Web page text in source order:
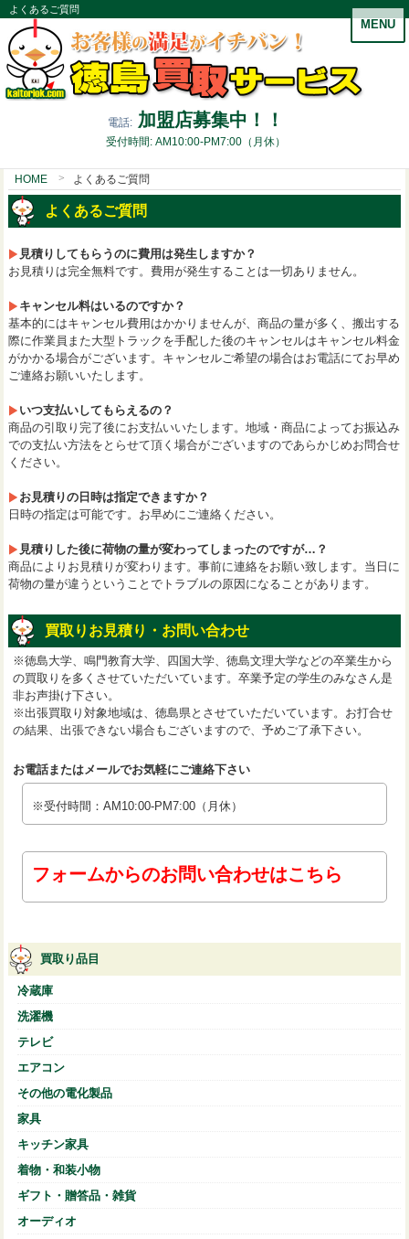
よくあるご質問
電話: 加盟店募集中！！
受付時間: AM10:00-PM7:00（月休）
MENU
HOME よくあるご質問
よくあるご質問
見積りしてもらうのに費用は発生しますか？
お見積りは完全無料です。費用が発生することは一切ありません。
キャンセル料はいるのですか？
基本的にはキャンセル費用はかかりませんが、商品の量が多く、搬出する
際に作業員また大型トラックを手配した後のキャンセルはキャンセル料金
がかかる場合がございます。キャンセルご希望の場合はお電話にてお早め
ご連絡お願いいたします。
いつ支払いしてもらえるの？
商品の引取り完了後にお支払いいたします。地域・商品によってお振込み
での支払い方法をとらせて頂く場合がございますのであらかじめお問合せ
ください。
お見積りの日時は指定できますか？
日時の指定は可能です。お早めにご連絡ください。
見積りした後に荷物の量が変わってしまったのですが…？
商品によりお見積りが変わります。事前に連絡をお願い致します。当日に
荷物の量が違うということでトラブルの原因になることがあります。
買取りお見積り・お問い合わせ
※徳島大学、鳴門教育大学、四国大学、徳島文理大学などの卒業生から
の買取りを多くさせていただいています。卒業予定の学生のみなさん是
非お声掛け下さい。
※出張買取り対象地域は、徳島県とさせていただいています。お打合せ
の結果、出張できない場合もございますので、予めご了承下さい。
お電話またはメールでお気軽にご連絡下さい
※受付時間：AM10:00-PM7:00（月休）
フォームからのお問い合わせはこちら
買取り品目
冷蔵庫
洗濯機
テレビ
エアコン
その他の電化製品
家具
キッチン家具
着物・和装小物
ギフト・贈答品・雑貨
オーディオ